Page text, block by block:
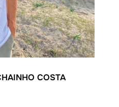
COSTA